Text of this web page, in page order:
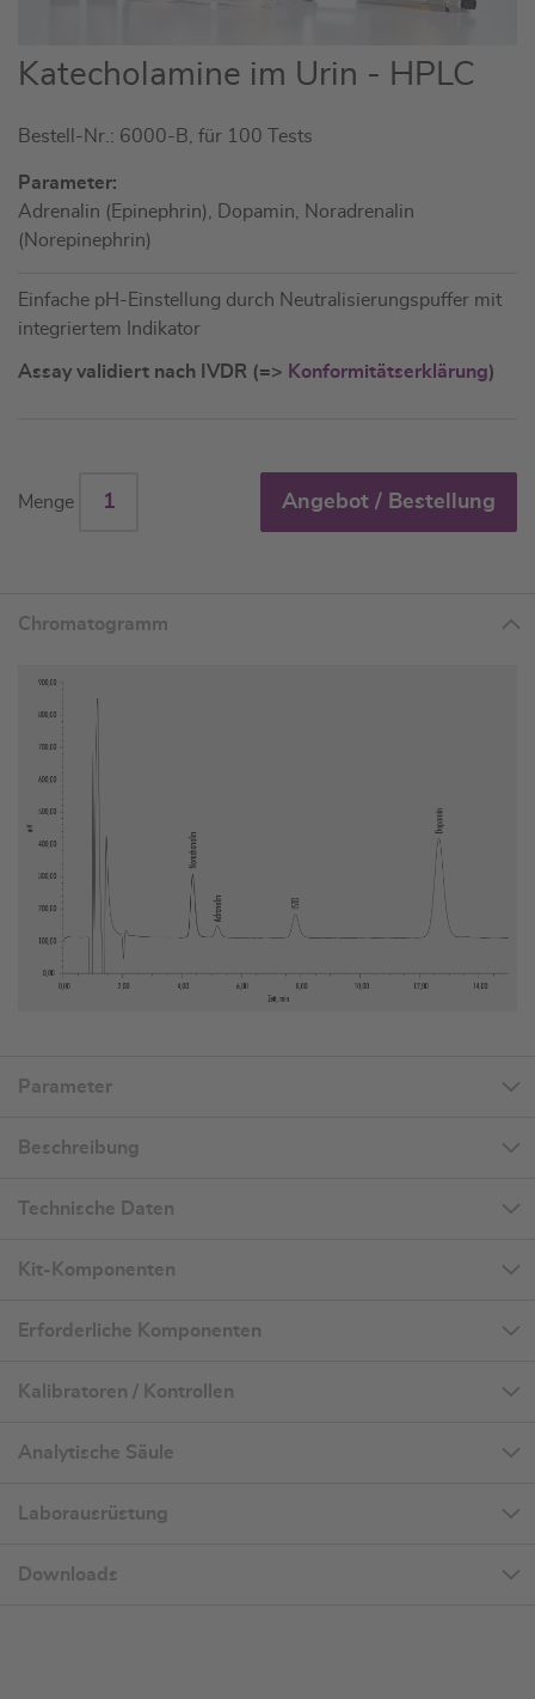
Zum
Anfang
Bildgalerie
springen
Katecholamine im Urin - HPLC
Bestell-Nr.: 6000-B, für 100 Tests
Parameter:
Adrenalin (Epinephrin), Dopamin, Noradrenalin
(Norepinephrin)
Einfache pH-Einstellung durch Neutralisierungspuffer mit
integriertem Indikator
Assay validiert nach IVDR (=> Konformitätserklärung)
Menge Angebot / Bestellung
Chromatogramm
Parameter
Beschreibung
Technische Daten
Kit-Komponenten
Erforderliche Komponenten
Kalibratoren / Kontrollen
Analytische Säule
Laborausrüstung
Downloads